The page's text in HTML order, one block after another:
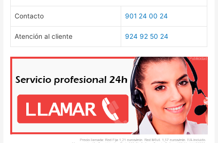
Contacto 901 24 00 24
Atención al cliente 924 92 50 24